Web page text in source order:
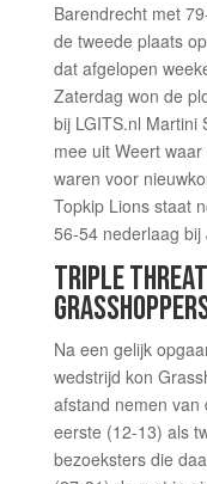
Barendrecht met
de tweede plaats
dat afgelopen
Zaterdag won de
bij LGITS.nl Martini
mee uit Weert
waren voor
Topkip Lions staat
56-54 nederlaag bij
TRIPLE
Na een gelijk
wedstrijd kon
afstand nemen van
eerste (12-13) als
bezoeksters die